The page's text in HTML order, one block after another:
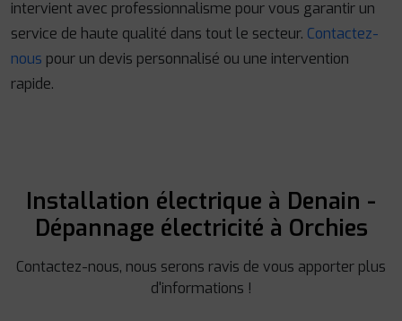
intervient avec professionnalisme pour vous garantir un
service de haute qualité dans tout le secteur. Contactez-
nous pour un devis personnalisé ou une intervention
rapide.
Installation électrique à Denain -
Dépannage électricité à Orchies
Contactez-nous, nous serons ravis de vous apporter plus
d'informations !